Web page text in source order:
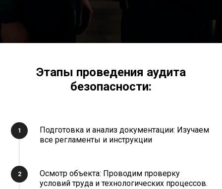
Этапы проведения аудита
безопасности:
Подготовка и анализ документации: Изучаем
все регламенты и инструкции
Осмотр объекта: Проводим проверку
условий труда и технологических процессов.